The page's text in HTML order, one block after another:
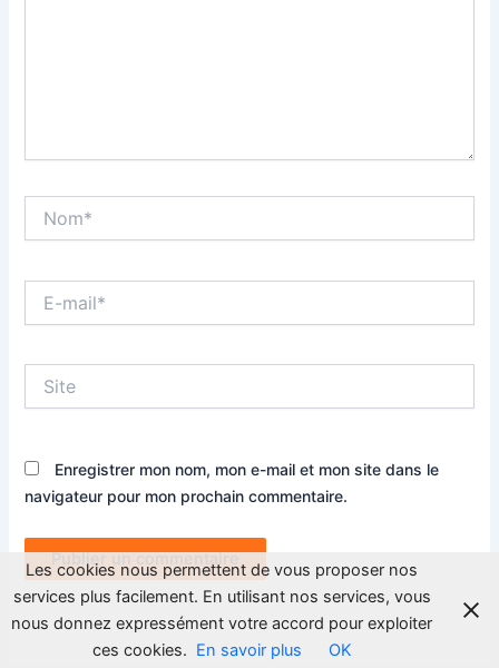
mail*
Enregistrer mon nom, mon e-mail et mon site dans le
navigateur pour mon prochain commentaire.
Les cookies nous permettent de vous proposer nos
services plus facilement. En utilisant nos services, vous
nous donnez expressément votre accord pour exploiter
ces cookies. En savoir plus OK